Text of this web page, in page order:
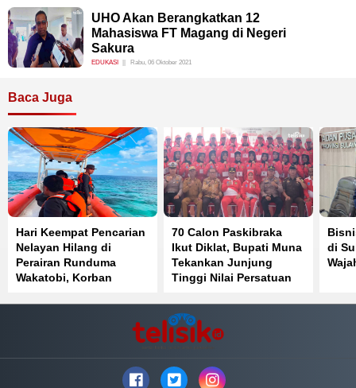
UHO Akan Berangkatkan 12
Mahasiswa FT Magang di Negeri
Sakura
EDUKASI Rabu, 06 Oktober 2021
Baca Juga
Hari Keempat Pencarian
Nelayan Hilang di
Perairan Runduma
Wakatobi, Korban
70 Calon Paskibraka
Ikut Diklat, Bupati Muna
Tekankan Junjung
Tinggi Nilai Persatuan
di